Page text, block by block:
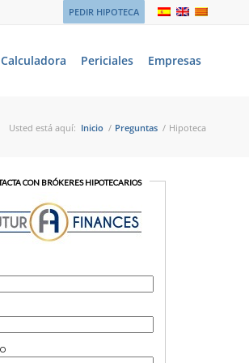
PEDIR HIPOTECA
Calculadora Periciales Empresas
Usted está aquí: Inicio / Preguntas / Hipoteca